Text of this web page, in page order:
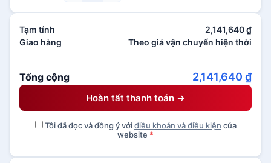
Tạm tính 2,141,640₫
Giao hàng
Theo giá vận chuyển hiện thời
Tổng cộng 2,141,640 ₫
Hoàn tất thanh toán →
Tôi đã đọc và đồng ý vớiđiều khoản và điều kiện của
website *